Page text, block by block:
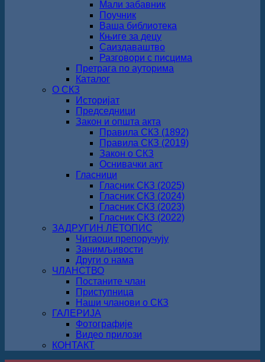
Мали забавник
Поучник
Ваша библиотека
Књиге за децу
Саиздаваштво
Разговори с писцима
Претрага по ауторима
Каталог
О СКЗ
Историјат
Председници
Закон и општа акта
Правила СКЗ (1892)
Правила СКЗ (2019)
Закон о СКЗ
Оснивачки акт
Гласници
Гласник СКЗ (2025)
Гласник СКЗ (2024)
Гласник СКЗ (2023)
Гласник СКЗ (2022)
ЗАДРУГИН ЛЕТОПИС
Читаоци препоручују
Занимљивости
Други о нама
ЧЛАНСТВО
Постаните члан
Приступница
Наши чланови о СКЗ
ГАЛЕРИЈА
Фотографије
Видео прилози
КОНТАКТ